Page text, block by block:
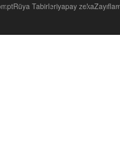
Rüya Tabirleriyapay zeka